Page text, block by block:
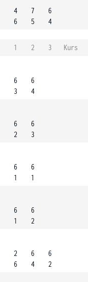
4
6
7
5
6
4
1 2 3
Kurs
6
3
6
4
6
2
6
3
6
1
6
1
6
1
6
2
2
6
6
4
6
2